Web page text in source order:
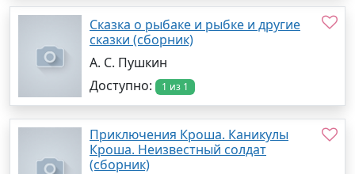
Сказка о рыбаке и рыбке и другие
сказки (сборник)
А. С. Пушкин
Доступно:
1 из 1
Приключения Кроша. Каникулы
Кроша. Неизвестный солдат
(сборник)